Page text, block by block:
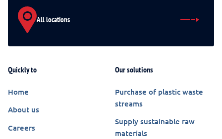
All locations
Quickly to
Home
About us
Careers
Our solutions
Purchase of plastic waste
streams
Supply sustainable raw
materials